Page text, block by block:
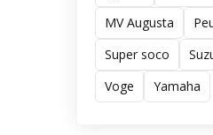
MV Augusta
Super soco
Voge
Yamaha